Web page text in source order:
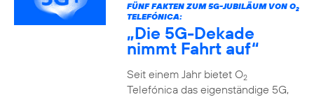
FÜNF FAKTEN ZUM 5G-JUBILÄUM VON O2
TELEFÓNICA:
„Die 5G-Dekade
nimmt Fahrt auf“
Seit einem Jahr bietet O2
Telefónica das eigenständige 5G,